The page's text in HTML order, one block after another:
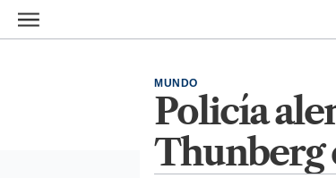
Ir al contenido principal
Policía
Thunberg
MUNDO